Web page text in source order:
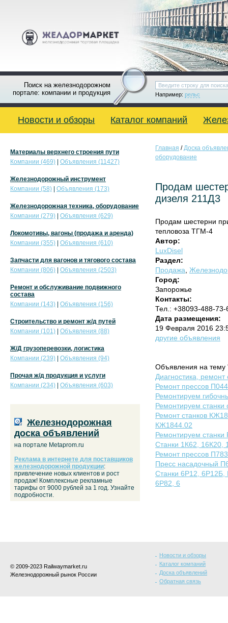
Поиск на железнодорожном
портале: компании и продукция
Например: рельс
Новости и обзоры Каталог компаний
Главная /Доска
оборудование
Продам
дизеля 211Д3
Продам шестерни
тепловоза ТГМ-4
Автор:
LuxDisel
Раздел:
Продажа
Город:
Запорожье
Контакты:
Тел.: +38093-488-
Дата размещения:
19 Февраля 2016
другие объявления
Объявления на тему
Диагностика,
Ремонт прессов
Ремонтируем
Ремонтируем
Ремонт станков
КЖ1844.02
Ремонтируем
Cтанки 1К62,
Ремонт прессов
Пресс насадочный
Станки 6Р12,
6Р82, 6
Материалы верхнего строения пути
Компании (469)
Объявления (11427)
Железнодорожный инструмент
Компании (58)
Объявления (173)
Железнодорожная техника, оборудование
Компании (279)
Объявления (629)
Локомотивы, вагоны (продажа и аренда)
Компании (355)
Объявления (610)
Запчасти для вагонов и тягового состава
Компании (806)
Объявления (2503)
Ремонт и обслуживание подвижного
состава
Компании (143)
Объявления (156)
Строительство и ремонт ж/д путей
Компании (101)
Объявления (88)
Ж/Д грузоперевозки, логистика
Компании (239)
Объявления (94)
Прочая ж/д продукция и услуги
Компании (234)
Объявления (603)
Железнодорожная
доска объявлений
на портале Metaprom.ru
Реклама в интернете для поставщиков
железнодорожной продукции:
привлечение новых клиентов и рост
продаж! Комплексные рекламные
тарифы от 9000 рублей за 1 год. Узнайте
подробности.
© 2009-2023 Railwaymarket.ru
Железнодорожный рынок России
Новости и обзоры
Каталог компаний
Доска объявлений
Обратная связь